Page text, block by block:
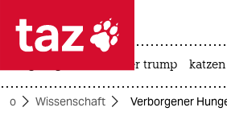
 taz zahl ich
taz zahl ich
usa unter trump katzen
Wissenschaft Verborgener